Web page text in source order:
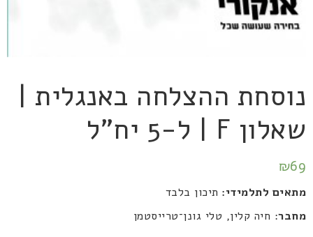
נוסחת ההצלחה באנגלית |
שאלון F | ל-5 יח"ל
₪69
מתאים לתלמידי: תיכון בלבד
מחבר: חיה קלין, טלי גונן־טרייסטמן